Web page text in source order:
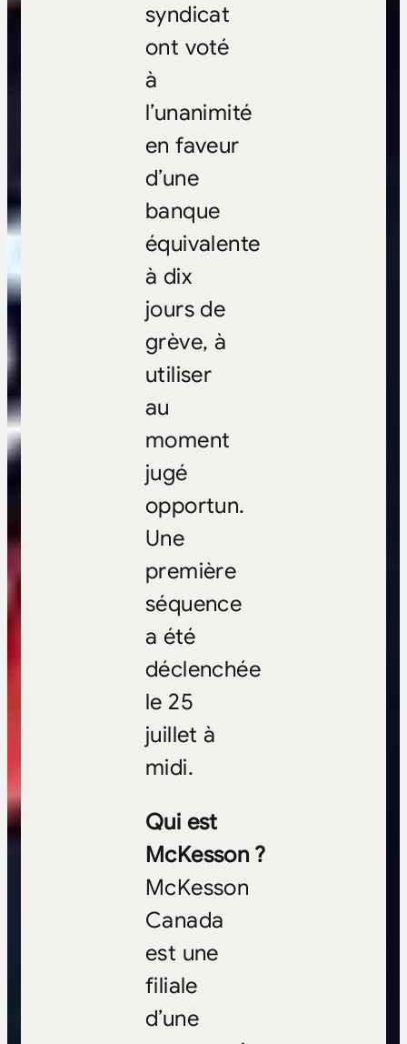
syndicat
ont voté
à
l’unanimité
en faveur
d’une
banque
équivalente
à dix
jours de
grève, à
utiliser
au
moment
jugé
opportun.
Une
première
séquence
a été
déclenchée
le 25
juillet à
midi.
Qui est
McKesson ?
McKesson
Canada
est une
filiale
d’une